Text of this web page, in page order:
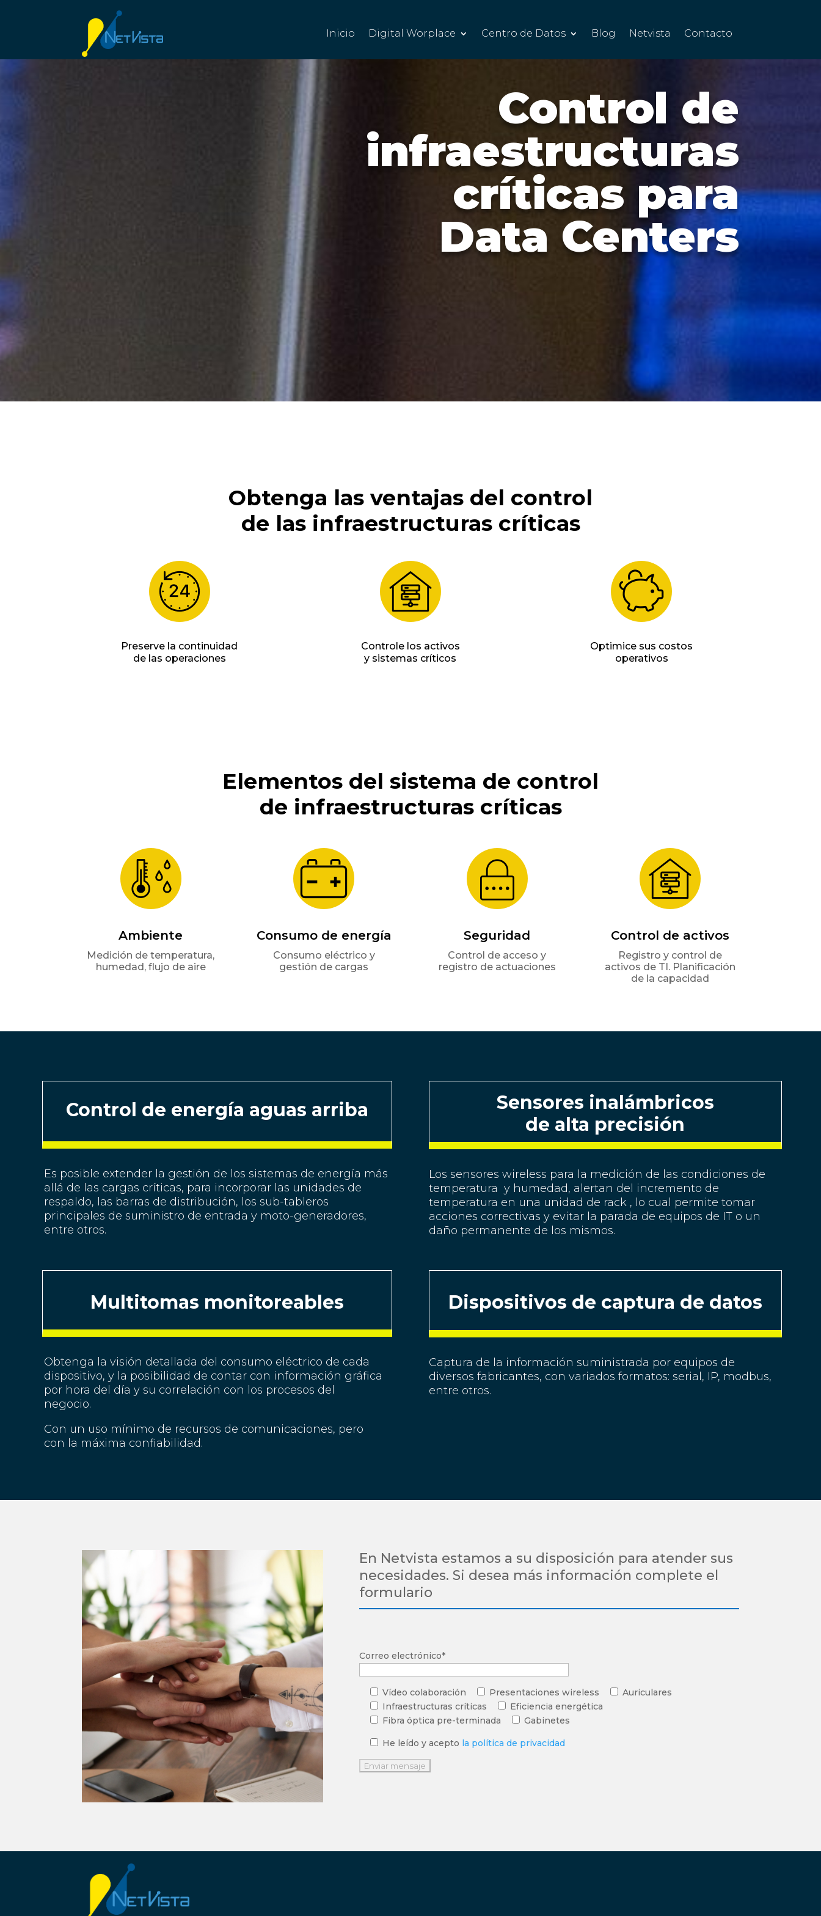
Inicio Digital Worplace Centro de Datos Blog Netvista Contacto
Control de
infraestructuras
críticas para
Data Centers
Obtenga las ventajas del control
de las infraestructuras críticas
Preserve la continuidad
de las operaciones
Controle los activos
y sistemas críticos
Optimice sus costos
operativos
Elementos del sistema de control
de infraestructuras críticas
Ambiente
Medición de temperatura,
humedad, flujo de aire
Consumo de energía
Consumo eléctrico y
gestión de cargas
Seguridad
Control de acceso y
registro de actuaciones
Control de activos
Registro y control de
activos de TI. Planificación
de la capacidad
Control de energía aguas arriba
Es posible extender la gestión de los sistemas de energía más
allá de las cargas críticas, para incorporar las unidades de
respaldo, las barras de distribución, los sub-tableros
principales de suministro de entrada y moto-generadores,
entre otros.
Sensores inalámbricos
de alta precisión
Los sensores wireless para la medición de las condiciones de
temperatura y humedad, alertan del incremento de
temperatura en una unidad de rack , lo cual permite tomar
acciones correctivas y evitar la parada de equipos de IT o un
daño permanente de los mismos.
Multitomas monitoreables
Obtenga la visión detallada del consumo eléctrico de cada
dispositivo, y la posibilidad de contar con información gráfica
por hora del día y su correlación con los procesos del
negocio.
Con un uso mínimo de recursos de comunicaciones, pero
con la máxima confiabilidad.
Dispositivos de captura de datos
Captura de la información suministrada por equipos de
diversos fabricantes, con variados formatos: serial, IP, modbus,
entre otros.
En Netvista estamos a su disposición para atender sus
necesidades. Si desea más información complete el
formulario
Correo electrónico*
Vídeo colaboración Presentaciones wireless
Auriculares
Infraestructuras críticas
Eficiencia energética
Fibra óptica pre-terminada
Gabinetes
He leído y acepto la política de privacidad